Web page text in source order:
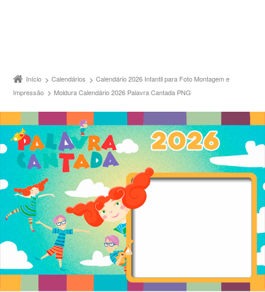
Início Calendários
Calendário 2026 Infantil para Foto Montagem e
Impressão
Moldura Calendário 2026 Palavra Cantada PNG